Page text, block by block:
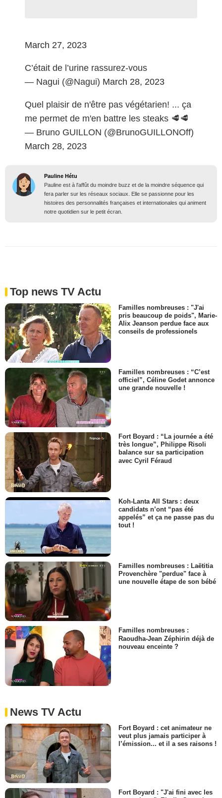
March 27, 2023
C’était de l’urine rassurez-vous
— Nagui (@Nagui) March 28, 2023
Quel plaisir de n'être pas végétarien! ... ça
me permet de m'en battre les steaks 🥩🥩
— Bruno GUILLON (@BrunoGUILLONOff)
March 28, 2023
Pauline Hétu
Pauline est à l'affût du moindre buzz et de la moindre séquence qui
fera parler sur les réseaux sociaux. Elle se passionne pour les
histoires des personnalités françaises et internationales qui animent
notre quotidien sur le petit écran.
Top news TV Actu
Familles nombreuses : "J'ai
pris beaucoup de poids", Marie-
Alix Jeanson perdue face aux
conseils de professionels
Familles nombreuses : “C’est
officiel”, Céline Godet annonce
une grande nouvelle !
Fort Boyard : “La journée a été
très longue”, Philippe Risoli
balance sur sa participation
avec Cyril Féraud
Koh-Lanta All Stars : deux
candidats n’ont “pas été
appelés” et ça ne passe pas du
tout !
Familles nombreuses : Laëtitia
Provenchère "perdue" face à
une nouvelle étape de son bébé
Familles nombreuses :
Raoudha-Jean Zéphirin déjà de
nouveau enceinte ?
News TV Actu
Fort Boyard : cet animateur ne
veut plus jamais participer à
l’émission... et il a ses raisons !
Fort Boyard : "J'ai fini avec les